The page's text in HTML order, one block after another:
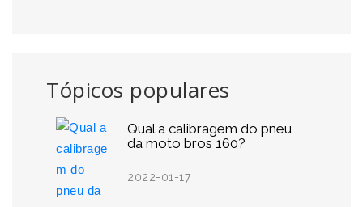
Tópicos populares
Qual a calibragem do pneu
da moto bros 160?
2022-01-17